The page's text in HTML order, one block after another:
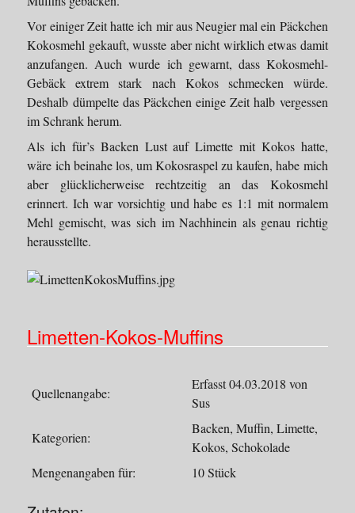
Vor einiger Zeit hatte ich mir aus Neugier mal ein Päckchen
Kokosmehl gekauft, wusste aber nicht wirklich etwas damit
anzufangen. Auch wurde ich gewarnt, dass Kokosmehl-
Gebäck extrem stark nach Kokos schmecken würde.
Deshalb dümpelte das Päckchen einige Zeit halb vergessen
im Schrank herum.
Als ich für’s Backen Lust auf Limette mit Kokos hatte,
wäre ich beinahe los, um Kokosraspel zu kaufen, habe mich
aber glücklicherweise rechtzeitig an das Kokosmehl
erinnert. Ich war vorsichtig und habe es 1:1 mit normalem
Mehl gemischt, was sich im Nachhinein als genau richtig
herausstellte.
Limetten-Kokos-Muffins
Quellenangabe:
Erfasst 04.03.2018 von
Sus
Kategorien:
Backen, Muffin, Limette,
Kokos, Schokolade
Mengenangaben für:
10 Stück